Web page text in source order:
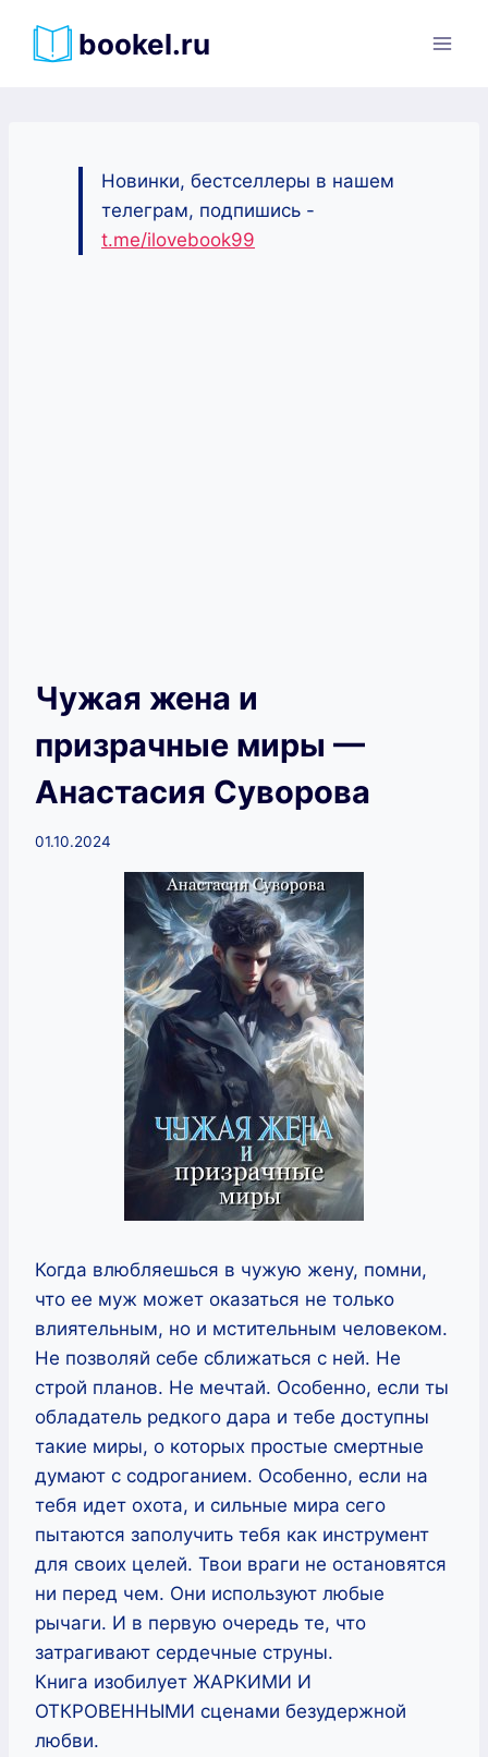
bookel.ru
Новинки, бестселлеры в нашем
телеграм, подпишись -
t.me/ilovebook99
Чужая жена и
призрачные миры —
Анастасия Суворова
01.10.2024
Когда влюбляешься в чужую жену, помни,
что ее муж может оказаться не только
влиятельным, но и мстительным человеком.
Не позволяй себе сближаться с ней. Не
строй планов. Не мечтай. Особенно, если ты
обладатель редкого дара и тебе доступны
такие миры, о которых простые смертные
думают с содроганием. Особенно, если на
тебя идет охота, и сильные мира сего
пытаются заполучить тебя как инструмент
для своих целей. Твои враги не остановятся
ни перед чем. Они используют любые
рычаги. И в первую очередь те, что
затрагивают сердечные струны.
Книга изобилует ЖАРКИМИ И
ОТКРОВЕННЫМИ сценами безудержной
любви.